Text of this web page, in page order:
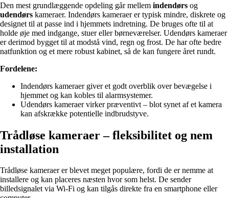
Den mest grundlæggende opdeling går mellem indendørs og
udendørs kameraer. Indendørs kameraer er typisk mindre, diskrete og
designet til at passe ind i hjemmets indretning. De bruges ofte til at
holde øje med indgange, stuer eller børneværelser. Udendørs kameraer
er derimod bygget til at modstå vind, regn og frost. De har ofte bedre
natfunktion og et mere robust kabinet, så de kan fungere året rundt.
Fordelene:
Indendørs kameraer giver et godt overblik over bevægelse i
hjemmet og kan kobles til alarmsystemer.
Udendørs kameraer virker præventivt – blot synet af et kamera
kan afskrække potentielle indbrudstyve.
Trådløse kameraer – fleksibilitet og nem
installation
Trådløse kameraer er blevet meget populære, fordi de er nemme at
installere og kan placeres næsten hvor som helst. De sender
billedsignalet via Wi-Fi og kan tilgås direkte fra en smartphone eller